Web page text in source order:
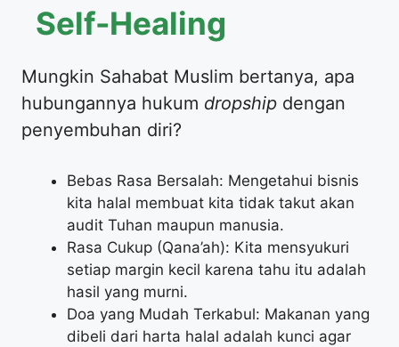
Self-Healing
Mungkin Sahabat Muslim bertanya, apa
hubungannya hukum dropship dengan
penyembuhan diri?
Bebas Rasa Bersalah: Mengetahui bisnis
kita halal membuat kita tidak takut akan
audit Tuhan maupun manusia.
Rasa Cukup (Qana’ah): Kita mensyukuri
setiap margin kecil karena tahu itu adalah
hasil yang murni.
Doa yang Mudah Terkabul: Makanan yang
dibeli dari harta halal adalah kunci agar